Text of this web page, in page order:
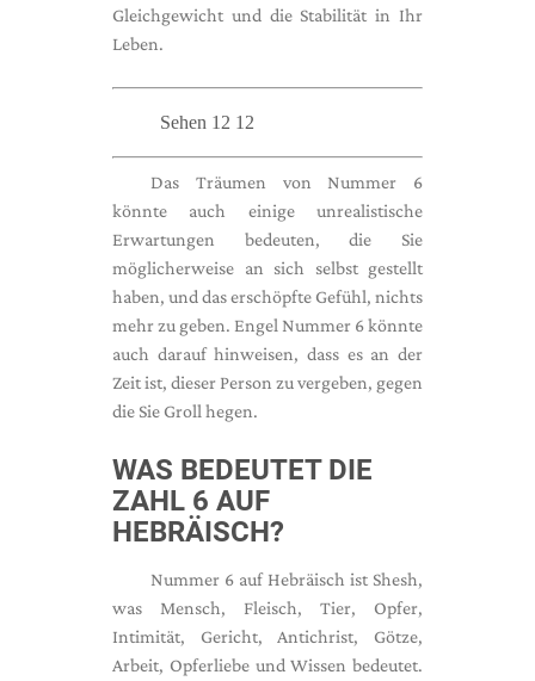
Gleichgewicht und die Stabilität in Ihr
Leben.
Sehen 12 12
Das Träumen von Nummer 6
könnte auch einige unrealistische
Erwartungen bedeuten, die Sie
möglicherweise an sich selbst gestellt
haben, und das erschöpfte Gefühl, nichts
mehr zu geben. Engel Nummer 6 könnte
auch darauf hinweisen, dass es an der
Zeit ist, dieser Person zu vergeben, gegen
die Sie Groll hegen.
WAS BEDEUTET DIE
ZAHL 6 AUF
HEBRÄISCH?
Nummer 6 auf Hebräisch ist Shesh,
was Mensch, Fleisch, Tier, Opfer,
Intimität, Gericht, Antichrist, Götze,
Arbeit, Opferliebe und Wissen bedeutet.